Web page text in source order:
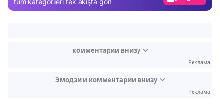
комментарии внизу
Реклама
Эмодзи и комментарии внизу
Реклама